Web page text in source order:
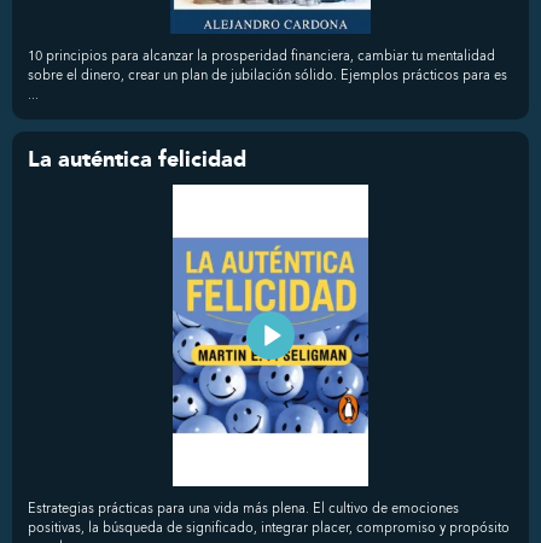
10 principios para alcanzar la prosperidad financiera, cambiar tu mentalidad
sobre el dinero, crear un plan de jubilación sólido. Ejemplos prácticos para es
...
La auténtica felicidad
Estrategias prácticas para una vida más plena. El cultivo de emociones
positivas, la búsqueda de significado, integrar placer, compromiso y propósito